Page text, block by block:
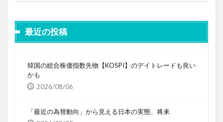
最近の投稿
韓国の総合株価指数先物【KOSPI】のデイトレードも良い
かも
2026/08/06
「最近の為替動向」から見える日本の実態、将来